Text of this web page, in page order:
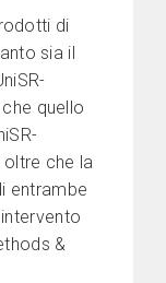
di
sia il
quello
che la
entrambe
&